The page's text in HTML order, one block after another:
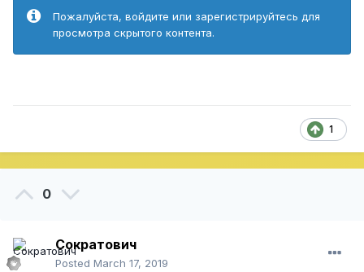
Пожалуйста, войдите или зарегистрируйтесь для
просмотра скрытого контента.
1
0
Сократович
Posted March 17, 2019